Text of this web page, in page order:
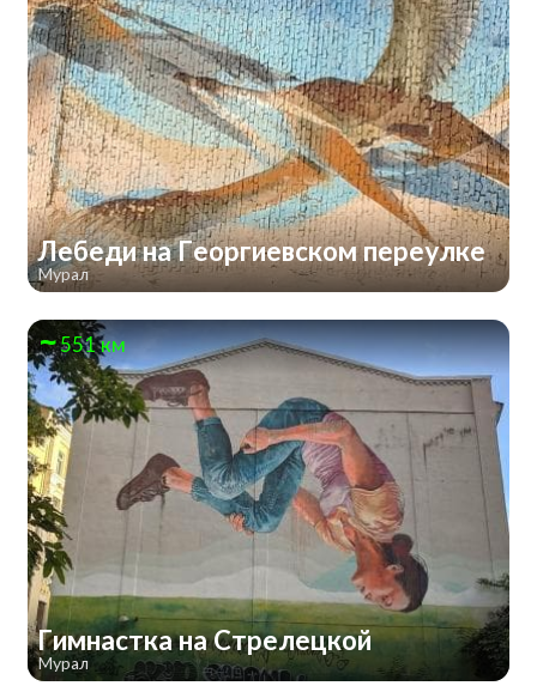
Лебеди на Георгиевском переулке
Мурал
551 км
Гимнастка на Стрелецкой
Мурал